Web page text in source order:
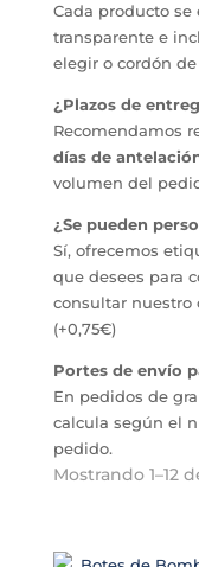
Cada producto
transparente e
elegir o cordón
¿Plazos de
Recomendamos
días de
volumen del
¿Se pueden
Sí, ofrecemos
que desees para
consultar nuestro
(+0,75€)
Portes de envío
En pedidos de
calcula según el
pedido.
Mostrando 1–12